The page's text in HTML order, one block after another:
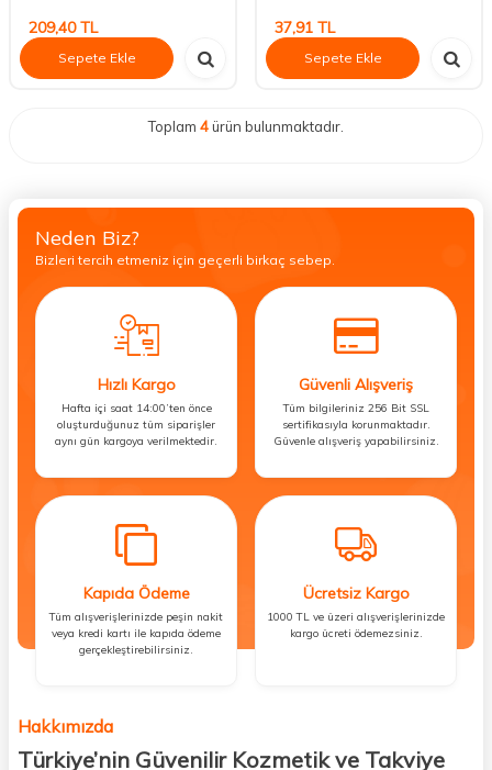
209,40TL
Sepete Ekle
37,91 TL
Sepete Ekle
Toplam 4ürün bulunmaktadır.
Neden Biz?
Bizleri tercih etmeniz için geçerli birkaç sebep.
Hızlı Kargo
Hafta içi saat 14:00’ten önce
oluşturduğunuz tüm siparişler
aynı gün kargoya verilmektedir.
Güvenli Alışveriş
Tüm bilgileriniz 256 Bit SSL
sertifikasıyla korunmaktadır.
Güvenle alışveriş yapabilirsiniz.
Kapıda Ödeme
Tüm alışverişlerinizde peşin nakit
veya kredi kartı ile kapıda ödeme
gerçekleştirebilirsiniz.
Ücretsiz Kargo
1000 TL ve üzeri alışverişlerinizde
kargo ücreti ödemezsiniz.
Hakkımızda
Türkiye’nin Güvenilir Kozmetik ve Takviye